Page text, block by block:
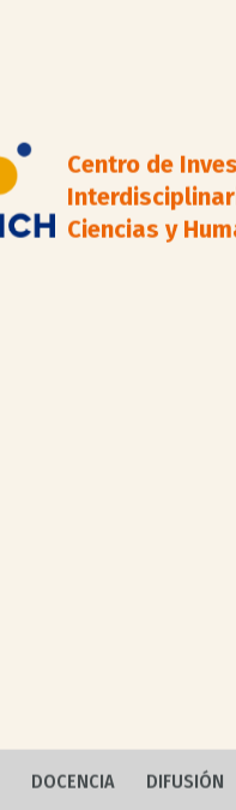
Centro de
Ciencias y
DOCENCIA DIFUSIÓN